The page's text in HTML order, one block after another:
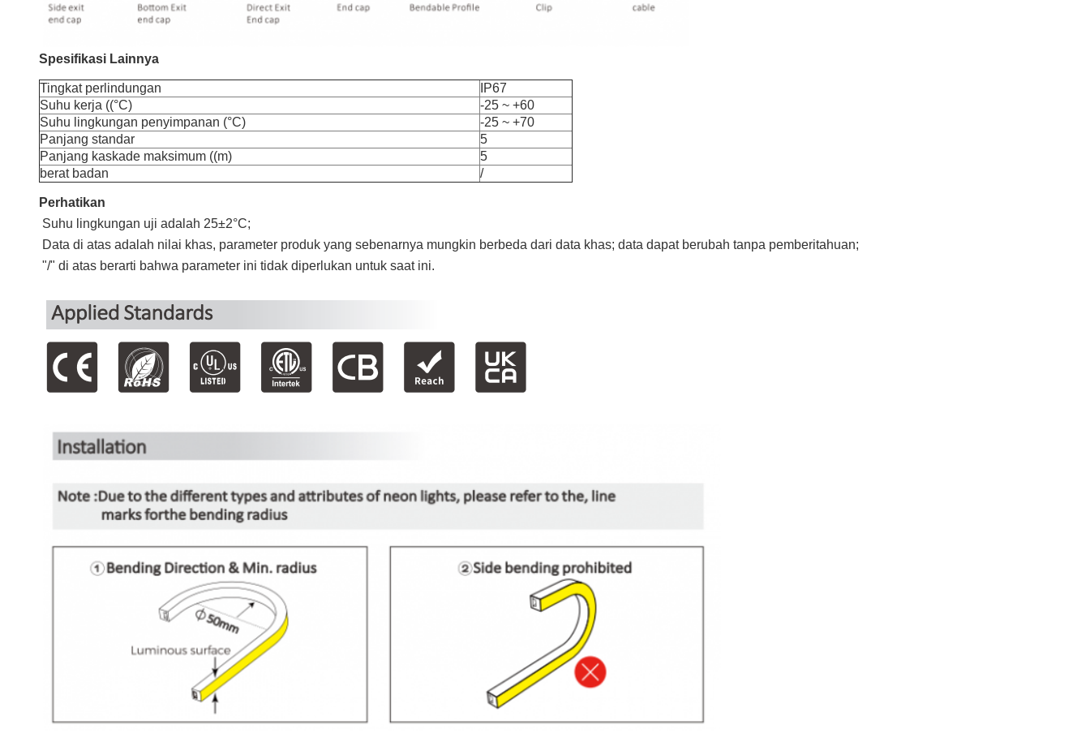
Spesifikasi Lainnya
Tingkat perlindungan
IP67
Suhu kerja ((°C)
-25 ~ +60
Suhu lingkungan penyimpanan (°C)
-25 ~ +70
Panjang standar
5
Panjang kaskade maksimum ((m)
5
berat badan
/
Perhatikan
Suhu lingkungan uji adalah 25±2°C;
Data di atas adalah nilai khas, parameter produk yang sebenarnya mungkin berbeda dari data khas; data dapat berubah tanpa pemberitahuan;
"/" di atas berarti bahwa parameter ini tidak diperlukan untuk saat ini.